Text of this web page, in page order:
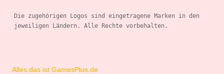
Die zugehörigen Logos sind eingetragene Marken in den
jeweiligen Ländern. Alle Rechte vorbehalten.
Alles das ist GamesPlus.de